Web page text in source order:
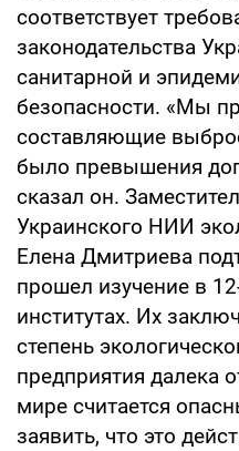
соответствует
законодательства
санитарной и
безопасности. «Мы
составляющие
было превышения
сказал он.
Украинского НИИ
Елена Дмитриева
прошел изучение в
институтах. Их
степень
предприятия далека
мире считается
заявить, что это